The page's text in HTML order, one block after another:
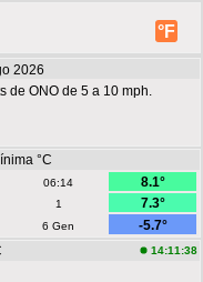
°F
2026
de ONO de 5 a 10 mph.
°C
06:14
8.1°
1
7.3°
6 Gen
-5.7°
14:11:38